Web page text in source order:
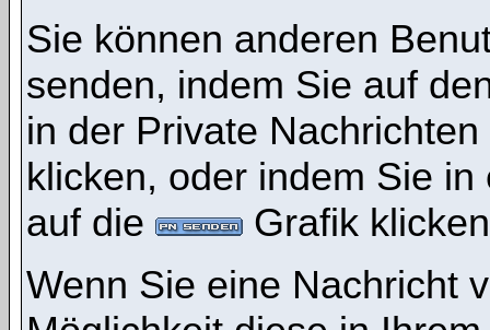
Sie können anderen
senden, indem Sie auf
in der Private
klicken, oder indem Sie
auf die
Grafik
Wenn Sie eine Nachricht